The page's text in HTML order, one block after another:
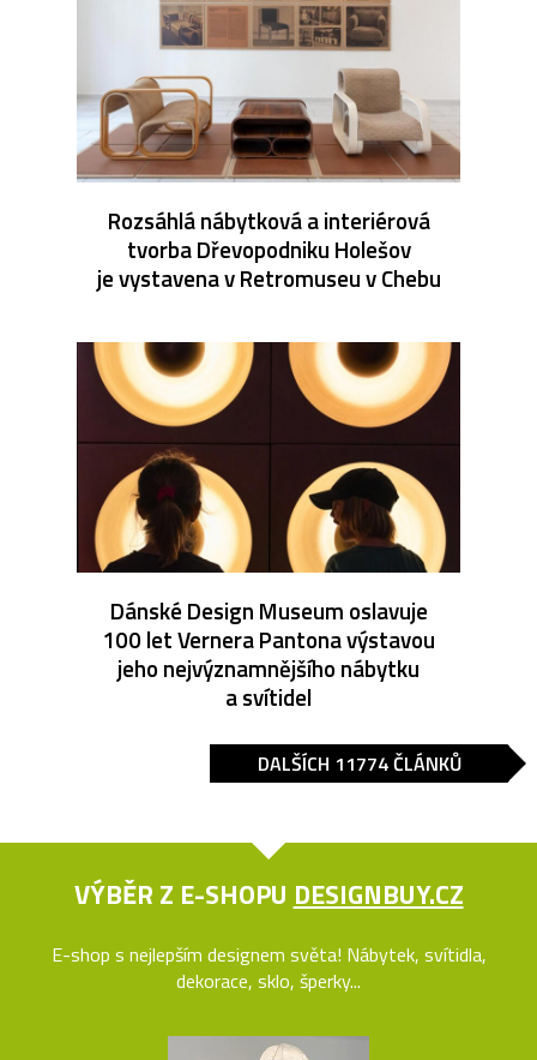
Rozsáhlá nábytková a interiérová
tvorba Dřevopodniku Holešov
je vystavena v Retromuseu v Chebu
Dánské Design Museum oslavuje
100 let Vernera Pantona výstavou
jeho nejvýznamnějšího nábytku
a svítidel
DALŠÍCH 11774 ČLÁNKŮ
VÝBĚR Z E-SHOPU DESIGNBUY.CZ
E-shop s nejlepším designem světa! Nábytek, svítidla,
dekorace, sklo, šperky...